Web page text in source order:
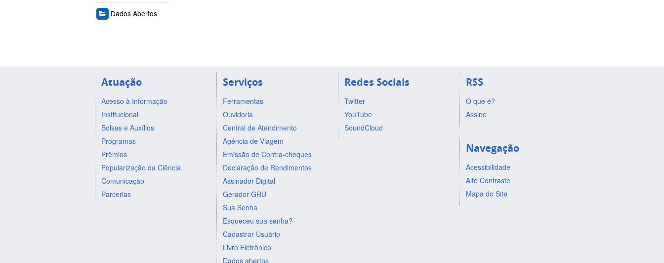
Dados Abertos
Atuação
Acesso à Informação
Institucional
Bolsas e Auxílios
Programas
Prêmios
Popularização da Ciência
Comunicação
Parcerias
Serviços
Ferramentas
Ouvidoria
Central de Atendimento
Agência de Viagem
Emissão de Contra-cheques
Declaração de Rendimentos
Assinador Digital
Gerador GRU
Sua Senha
Esqueceu sua senha?
Cadastrar Usuário
Livro Eletrônico
Dados abertos
Redes Sociais
Twitter
YouTube
SoundCloud
RSS
O que é?
Assine
Navegação
Acessibilidade
Alto Contraste
Mapa do Site